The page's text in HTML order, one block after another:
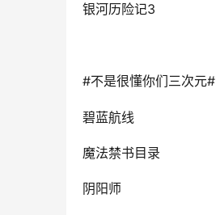
银河历险记3
#不是很懂你们三次元#
碧蓝航线
魔法禁书目录
阴阳师